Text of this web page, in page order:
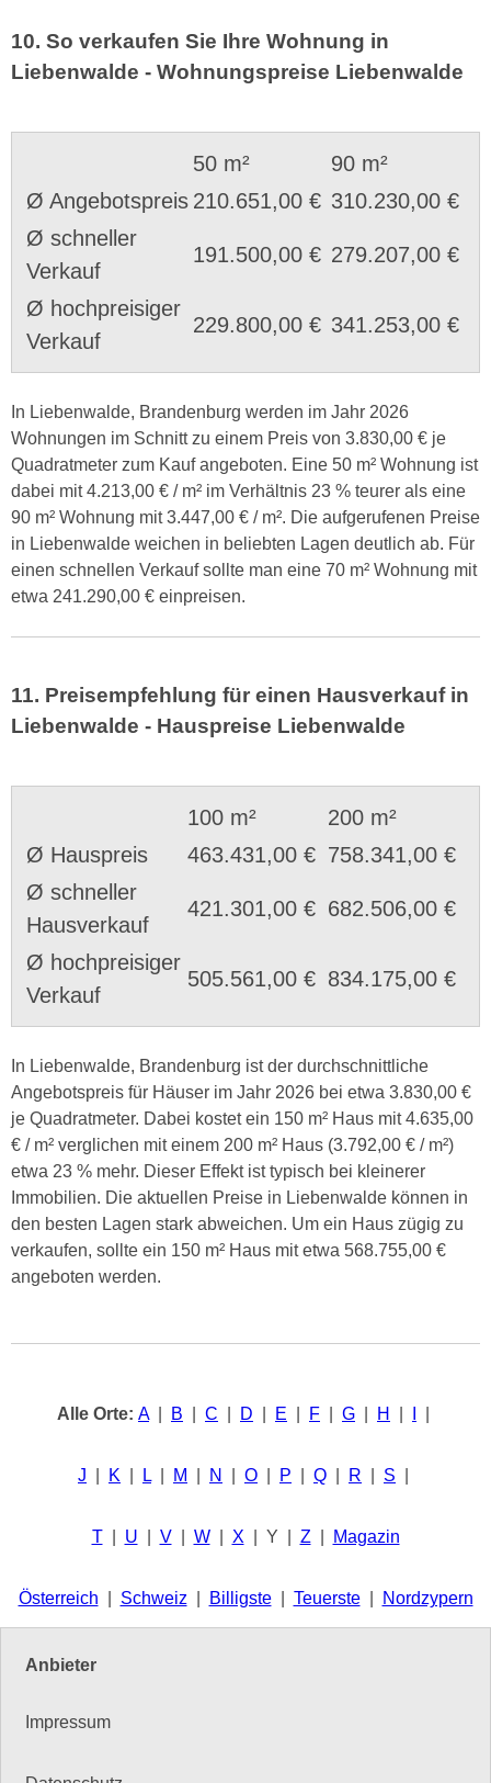
10. So verkaufen Sie Ihre Wohnung in
Liebenwalde - Wohnungspreise Liebenwalde
50 m²
90 m²
Ø Angebotspreis 210.651,00 € 310.230,00 €
Ø schneller
Verkauf
191.500,00 € 279.207,00 €
Ø hochpreisiger
Verkauf
229.800,00 € 341.253,00 €
In Liebenwalde, Brandenburg werden im Jahr 2026
Wohnungen im Schnitt zu einem Preis von 3.830,00 € je
Quadratmeter zum Kauf angeboten. Eine 50 m² Wohnung ist
dabei mit 4.213,00 € / m² im Verhältnis 23 % teurer als eine
90 m² Wohnung mit 3.447,00 € / m². Die aufgerufenen Preise
in Liebenwalde weichen in beliebten Lagen deutlich ab. Für
einen schnellen Verkauf sollte man eine 70 m² Wohnung mit
etwa 241.290,00 € einpreisen.
11. Preisempfehlung für einen Hausverkauf in
Liebenwalde - Hauspreise Liebenwalde
100 m²
200 m²
Ø Hauspreis
463.431,00 € 758.341,00 €
Ø schneller
Hausverkauf
421.301,00 € 682.506,00 €
Ø hochpreisiger
Verkauf
505.561,00 € 834.175,00 €
In Liebenwalde, Brandenburg ist der durchschnittliche
Angebotspreis für Häuser im Jahr 2026 bei etwa 3.830,00 €
je Quadratmeter. Dabei kostet ein 150 m² Haus mit 4.635,00
€ / m² verglichen mit einem 200 m² Haus (3.792,00 € / m²)
etwa 23 % mehr. Dieser Effekt ist typisch bei kleinerer
Immobilien. Die aktuellen Preise in Liebenwalde können in
den besten Lagen stark abweichen. Um ein Haus zügig zu
verkaufen, sollte ein 150 m² Haus mit etwa 568.755,00 €
angeboten werden.
Alle Orte: A| B C D E F G H
J K L M N O P Q R S
T| U V| W| X | Y | Z Magazin
Österreich Schweiz Billigste| Teuerste| Nordzypern
Anbieter
Impressum